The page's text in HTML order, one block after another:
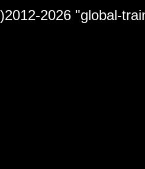
2026 "global-